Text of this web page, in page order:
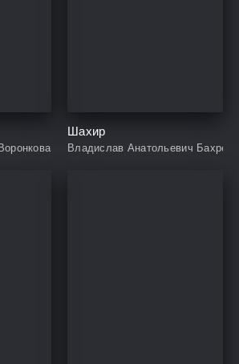
Виктор Ефимович Цигаль
Шахир
Владислав Анатольевич